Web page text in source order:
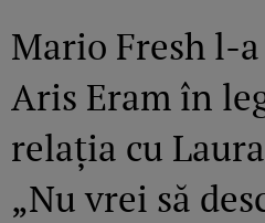
Mario Fresh l-
Aris Eram în
relația cu
„Nu vrei să